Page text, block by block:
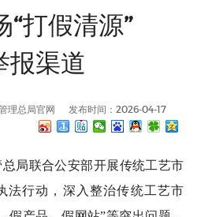
“打假清源”
报渠道
理总局官网 发布时间：2026-04-17
局联合公安部开展传统工艺市
法行动，深入整治传统工艺市